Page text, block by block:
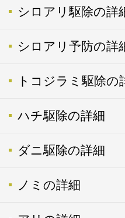
シロアリ駆除の詳
シロアリ予防の詳
トコジラミ駆除の
ハチ駆除の詳細
ダニ駆除の詳細
ノミの詳細